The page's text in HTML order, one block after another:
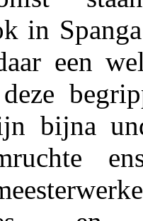
in
een
bijna